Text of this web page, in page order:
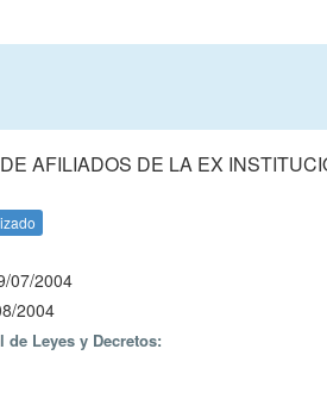
AFILIADOS DE LA EX
07/2004
2004
de Leyes y Decretos: